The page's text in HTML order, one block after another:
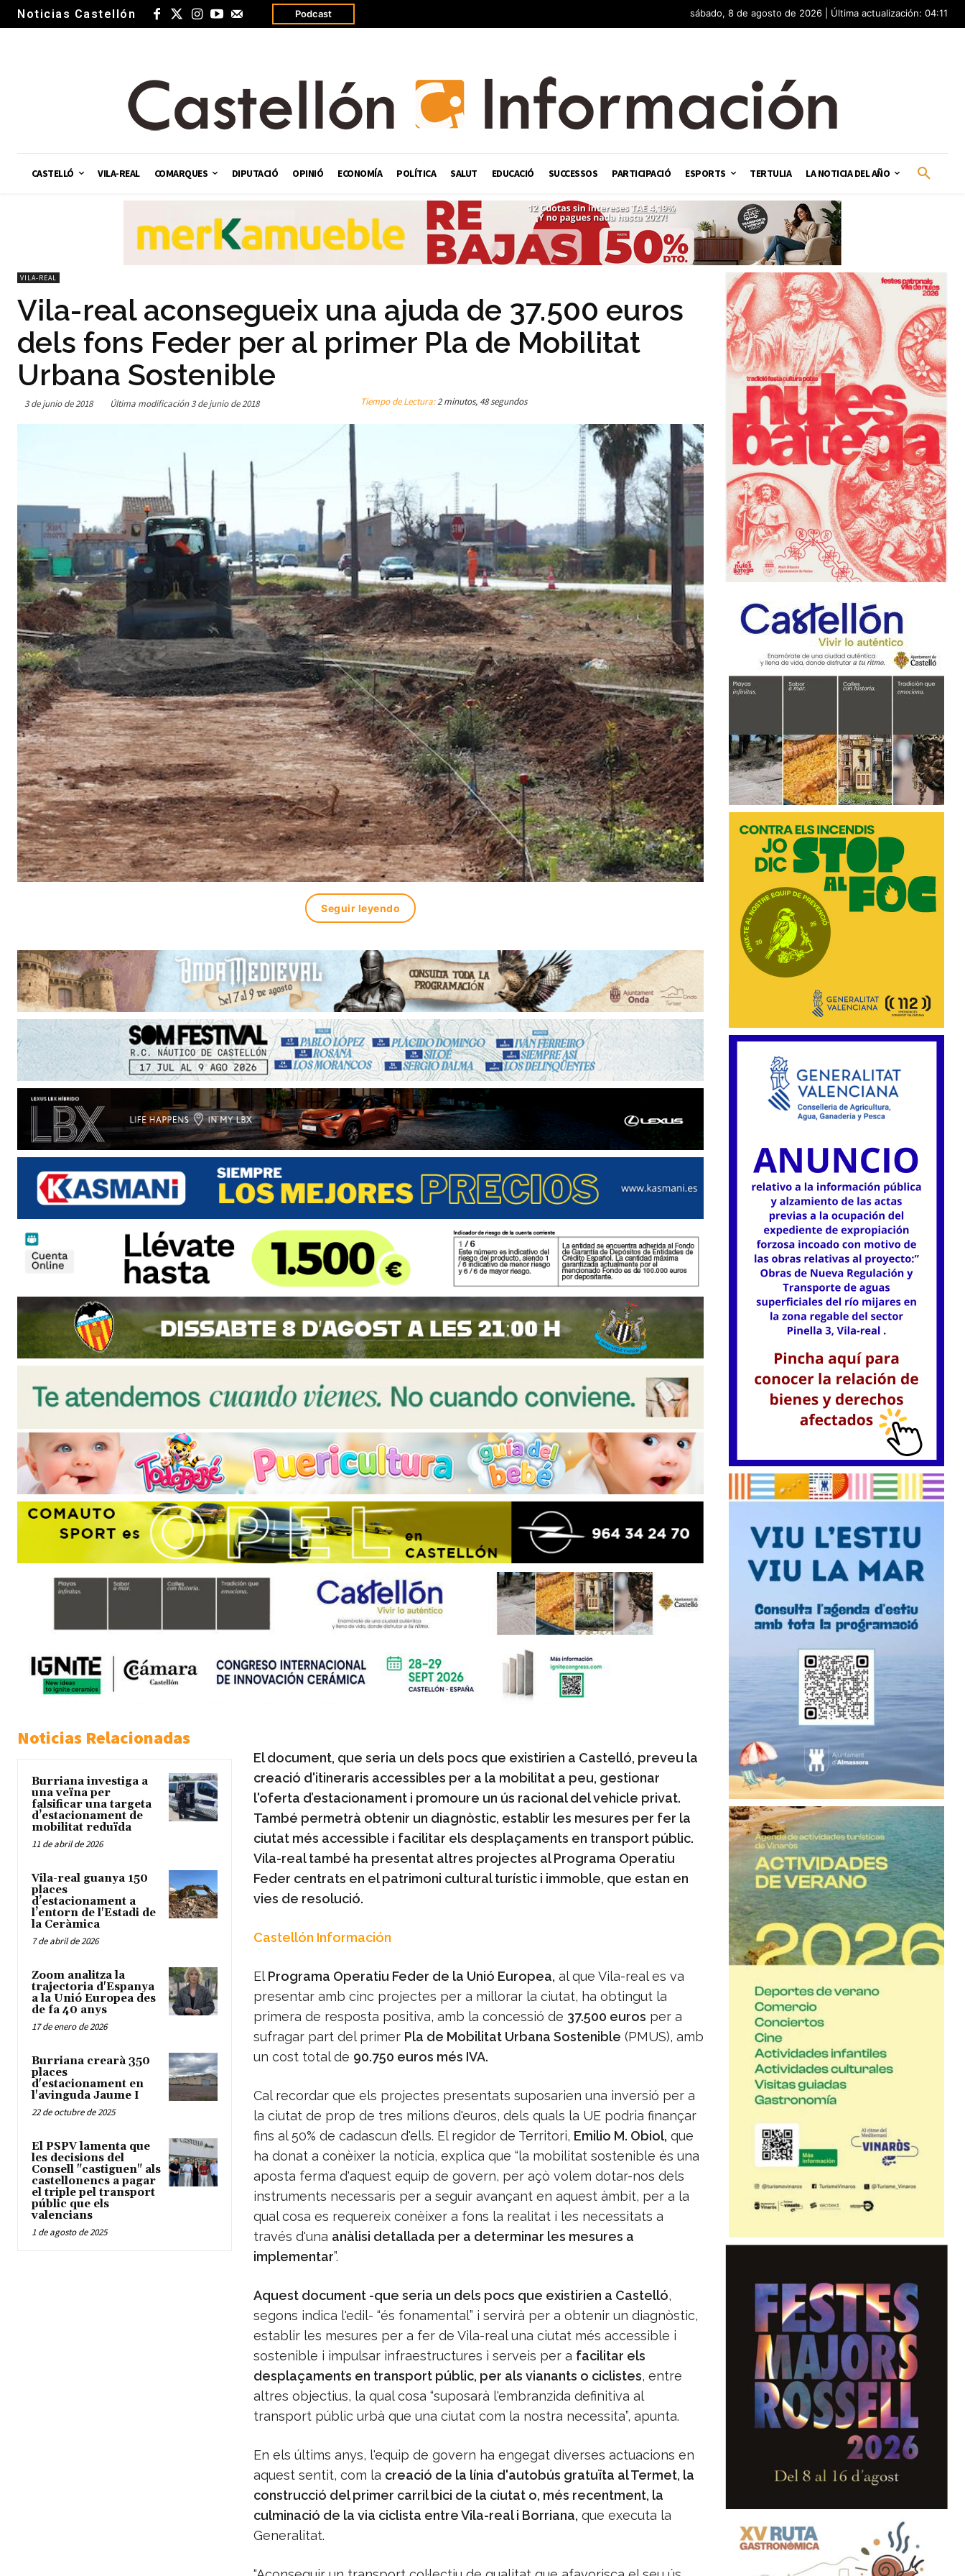
Noticias Castellón Podcast sábado, 8 de agosto de 2026 | Última actualización: 04:11
CASTELLÓ VILA-REAL COMARQUES DIPUTACIÓ OPINIÓ ECONOMÍA POLÍTICA SALUT EDUCACIÓ SUCCESSOS PARTICIPACIÓ ESPORTS TERTULIA LA NOTICIA DEL AÑO
VILA-REAL
Vila-real aconsegueix una ajuda de 37.500 euros
dels fons Feder per al primer Pla de Mobilitat
Urbana Sostenible
3 de junio de 2018 Última modificación 3 de junio de 2018 Tiempo de Lectura:2 minutos, 48 segundos
Seguir leyendo
Noticias Relacionadas
Burriana investiga a
una veïna per
falsificar una targeta
d’estacionament de
mobilitat reduïda
11 de abril de 2026
Vila-real guanya 150
places
d’estacionament a
l’entorn de l'Estadi de
la Ceràmica
7 de abril de 2026
Zoom analitza la
trajectoria d'Espanya
a la Unió Europea des
de fa 40 anys
17 de enero de 2026
Burriana crearà 350
places
d'estacionament en
l'avinguda Jaume I
22 de octubre de 2025
El PSPV lamenta que
les decisions del
Consell "castiguen" als
castellonencs a pagar
el triple pel transport
públic que els
valencians
1 de agosto de 2025
El document, que seria un dels pocs que existirien a Castelló, preveu la
creació d'itineraris accessibles per a la mobilitat a peu, gestionar
l'oferta d’estacionament i promoure un ús racional del vehicle privat.
També permetrà obtenir un diagnòstic, establir les mesures per fer la
ciutat més accessible i facilitar els desplaçaments en transport públic.
Vila-real també ha presentat altres projectes al Programa Operatiu
Feder centrats en el patrimoni cultural turístic i immoble, que estan en
vies de resolució.
Castellón Información
El Programa Operatiu Feder de la Unió Europea, al que Vila-real es va
presentar amb cinc projectes per a millorar la ciutat, ha obtingut la
primera de resposta positiva, amb la concessió de 37.500 euros per a
sufragar part del primer Pla de Mobilitat Urbana Sostenible (PMUS), amb
un cost total de 90.750 euros més IVA.
Cal recordar que els projectes presentats suposarien una inversió per a
la ciutat de prop de tres milions d'euros, dels quals la UE podria finançar
fins al 50% de cadascun d'ells. El regidor de Territori, Emilio M. Obiol, que
ha donat a conèixer la notícia, explica que “la mobilitat sostenible és una
aposta ferma d'aquest equip de govern, per açò volem dotar-nos dels
instruments necessaris per a seguir avançant en aquest àmbit, per a la
qual cosa es requereix conèixer a fons la realitat i les necessitats a
través d'una anàlisi detallada per a determinar les mesures a
implementar”.
Aquest document -que seria un dels pocs que existirien a Castelló,
segons indica l'edil- “és fonamental” i servirà per a obtenir un diagnòstic,
establir les mesures per a fer de Vila-real una ciutat més accessible i
sostenible i impulsar infraestructures i serveis per a facilitar els
desplaçaments en transport públic, per als vianants o ciclistes, entre
altres objectius, la qual cosa “suposarà l'embranzida definitiva al
transport públic urbà que una ciutat com la nostra necessita”, apunta.
En els últims anys, l'equip de govern ha engegat diverses actuacions en
aquest sentit, com la creació de la línia d'autobús gratuïta al Termet, la
construcció del primer carril bici de la ciutat o, més recentment, la
culminació de la via ciclista entre Vila-real i Borriana, que executa la
Generalitat.